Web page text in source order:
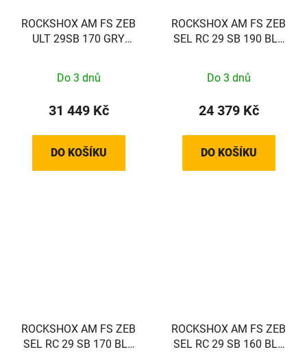
ROCKSHOX AM FS ZEB
ULT 29SB 170 GRY
Do 3 dnů
31 449 Kč
DO KOŠÍKU
ROCKSHOX AM FS ZEB
SEL RC 29 SB 190 BLK
Do 3 dnů
24 379 Kč
DO KOŠÍKU
ROCKSHOX AM FS ZEB
SEL RC 29 SB 170 BLK
ROCKSHOX AM FS ZEB
SEL RC 29 SB 160 BLK